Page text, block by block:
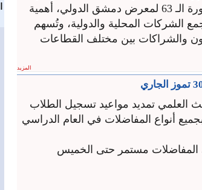
الصحفي الخاص بالإعلان عن الدورة الـ 63 لمعرض دمشق الدولي، أهمية
الشركات المحلية والدولية، وتُسهم
والشراكات بين مختلف القطاعات
المزيد
العلمي تمديد مواعيد تسجيل الطلاب
أنواع المفاضلات في العام الدراسي
المفاضلات مستمر حتى الخميس